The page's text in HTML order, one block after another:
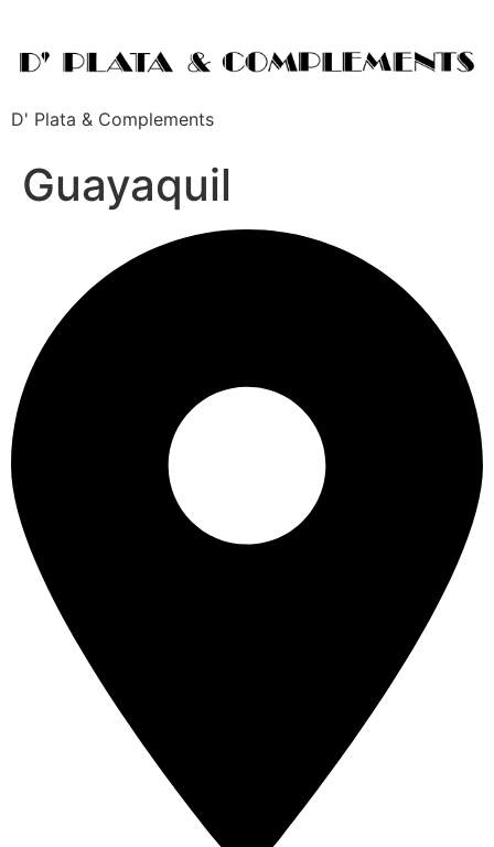
D' Plata & Complements
Guayaquil